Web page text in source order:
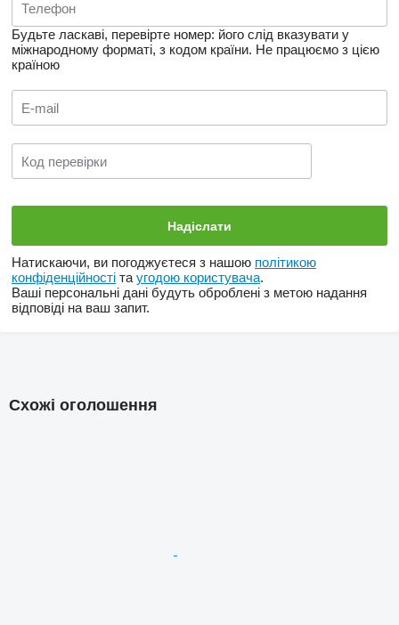
Будьте ласкаві, перевірте номер: його слід вказувати у
міжнародному форматі, з кодом країни. Не працюємо з цією
країною
Натискаючи, ви погоджуєтеся з нашою політикою
конфіденційності та угодою користувача.
Ваші персональні дані будуть оброблені з метою надання
відповіді на ваш запит.
Схожі оголошення